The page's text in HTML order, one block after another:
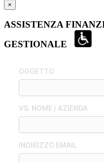
×
ASSISTENZA
GESTIONALE